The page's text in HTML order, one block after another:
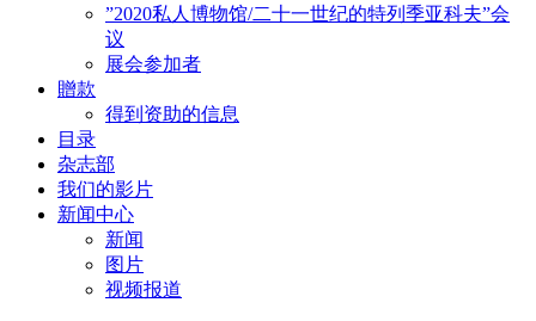
”2020私人博物馆/二十一世纪的特列季亚科夫”会
议
展会参加者
贈款
得到资助的信息
目录
杂志部
我们的影片
新闻中心
新闻
图片
视频报道